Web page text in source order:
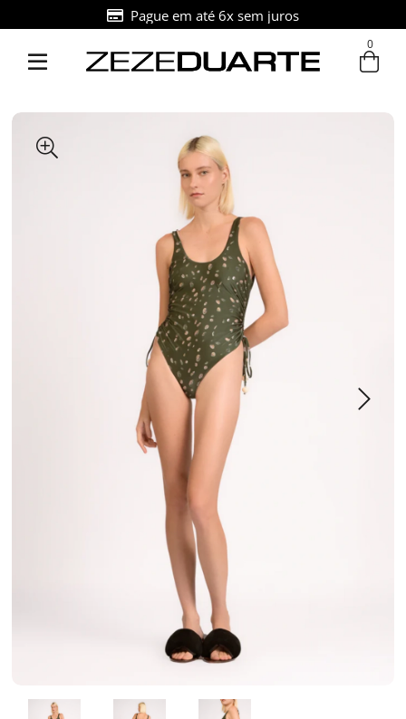
Entre com email ou cpf/cnpj
Pague em até 6x sem juros
0